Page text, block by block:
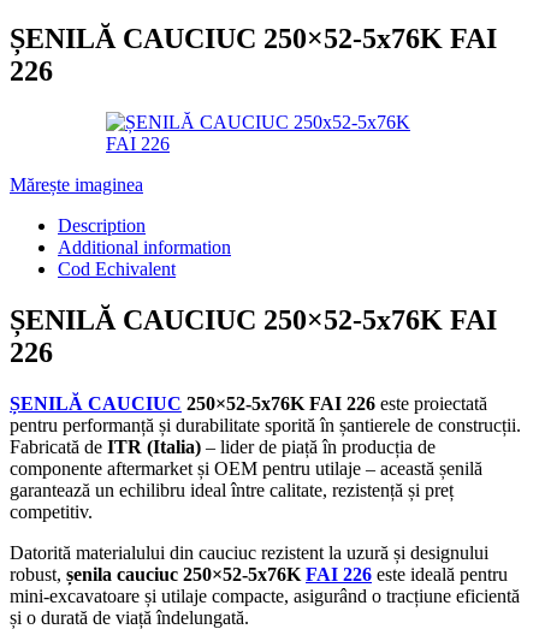
ȘENILĂ CAUCIUC 250×52-5x76K FAI
226
Mărește imaginea
Description
Additional information
Cod Echivalent
ȘENILĂ CAUCIUC 250×52-5x76K FAI
226
ȘENILĂ CAUCIUC 250×52-5x76K FAI 226 este proiectată
pentru performanță și durabilitate sporită în șantierele de construcții.
Fabricată de ITR (Italia) – lider de piață în producția de
componente aftermarket și OEM pentru utilaje – această șenilă
garantează un echilibru ideal între calitate, rezistență și preț
competitiv.
Datorită materialului din cauciuc rezistent la uzură și designului
robust, șenila cauciuc 250×52-5x76K FAI 226 este ideală pentru
mini-excavatoare și utilaje compacte, asigurând o tracțiune eficientă
și o durată de viață îndelungată.